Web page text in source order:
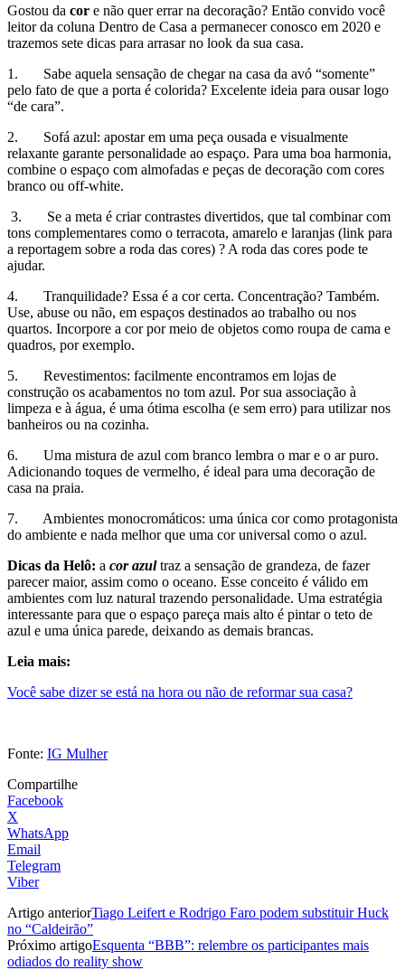
Gostou da cor e não quer errar na decoração? Então convido você
leitor da coluna Dentro de Casa a permanecer conosco em 2020 e
trazemos sete dicas para arrasar no look da sua casa.
1. Sabe aquela sensação de chegar na casa da avó “somente”
pelo fato de que a porta é colorida? Excelente ideia para ousar logo
“de cara”.
2. Sofá azul: apostar em uma peça ousada e visualmente
relaxante garante personalidade ao espaço. Para uma boa harmonia,
combine o espaço com almofadas e peças de decoração com cores
branco ou off-white.
3. Se a meta é criar contrastes divertidos, que tal combinar com
tons complementares como o terracota, amarelo e laranjas (link para
a reportagem sobre a roda das cores) ? A roda das cores pode te
ajudar.
4. Tranquilidade? Essa é a cor certa. Concentração? Também.
Use, abuse ou não, em espaços destinados ao trabalho ou nos
quartos. Incorpore a cor por meio de objetos como roupa de cama e
quadros, por exemplo.
5. Revestimentos: facilmente encontramos em lojas de
construção os acabamentos no tom azul. Por sua associação à
limpeza e à água, é uma ótima escolha (e sem erro) para utilizar nos
banheiros ou na cozinha.
6. Uma mistura de azul com branco lembra o mar e o ar puro.
Adicionando toques de vermelho, é ideal para uma decoração de
casa na praia.
7. Ambientes monocromáticos: uma única cor como protagonista
do ambiente e nada melhor que uma cor universal como o azul.
Dicas da Helô: a cor azul traz a sensação de grandeza, de fazer
parecer maior, assim como o oceano. Esse conceito é válido em
ambientes com luz natural trazendo personalidade. Uma estratégia
interessante para que o espaço pareça mais alto é pintar o teto de
azul e uma única parede, deixando as demais brancas.
Leia mais:
Você sabe dizer se está na hora ou não de reformar sua casa?
Fonte: IG Mulher
Compartilhe
Facebook
X
WhatsApp
Email
Telegram
Viber
Artigo anteriorTiago Leifert e Rodrigo Faro podem substituir Huck
no “Caldeirão”
Próximo artigoEsquenta “BBB”: relembre os participantes mais
odiados do reality show